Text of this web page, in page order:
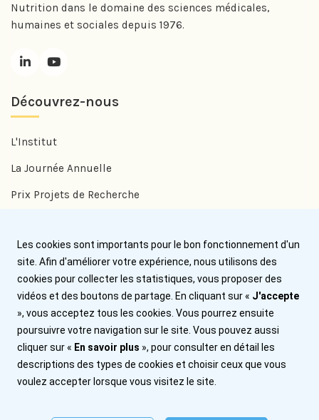
Nutrition dans le domaine des sciences médicales,
humaines et sociales depuis 1976.
Découvrez-nous
L'Institut
La Journée Annuelle
Prix Projets de Recherche
Prix Jean Trémolières
Aide
Nous contacter
Plan du site
Mentions légales
Les cookies sont importants pour le bon fonctionnement d'un
site. Afin d'améliorer votre expérience, nous utilisons des
cookies pour collecter les statistiques, vous proposer des
vidéos et des boutons de partage. En cliquant sur « J'accepte
», vous acceptez tous les cookies. Vous pourrez ensuite
poursuivre votre navigation sur le site. Vous pouvez aussi
cliquer sur « En savoir plus », pour consulter en détail les
descriptions des types de cookies et choisir ceux que vous
voulez accepter lorsque vous visitez le site.